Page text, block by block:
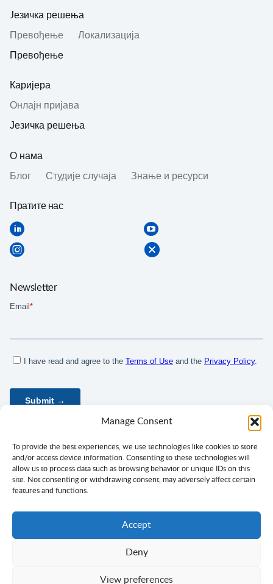
Manage Consent
To provide the best experiences, we use technologies like cookies to store
and/or access device information. Consenting to these technologies will
allow us to process data such as browsing behavior or unique IDs on this
site. Not consenting or withdrawing consent, may adversely affect certain
features and functions.
Accept
Deny
View preferences
Jезичка решења
Превођењe Локализација
Превођење
Каријера
Онлајн пријава
Језичка решења
О нама
Блог Студије случаја Знање и ресурси
Пратите нас
Newsletter
Услови коришћења